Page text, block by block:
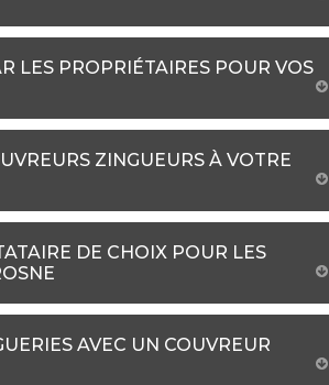
LES PROPRIÉTAIRES POUR VOS
ZINGUEURS À VOTRE
DE CHOIX POUR LES
AVEC UN COUVREUR